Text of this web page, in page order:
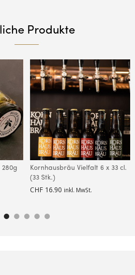
Produkte
280g
Kornhausbräu Vielfalt 6 x 33 cl.
(33 Stk.)
CHF 16.90 inkl. MwSt.